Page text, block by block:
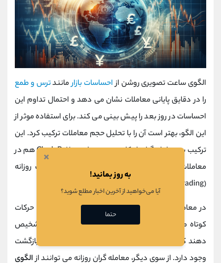
الگوی ساعت تصویری روشن ازاحساسات بازارمانندترس و طمع
را در دقایق پایانی معاملات نشان می دهد و احتمال تداوم این
احساسات در روز بعد را پیش بینی می کند. برای استفاده موثر از
این الگو، بهتر است آن را با تحلیل حجم معاملات ترکیب کرد. این
ترکیب به معامله گران امکان می دهد از Clock Pattern هم در
معاملات نوسانی (Swing Trading) و هم در معاملات روزانه
(Day Trading) بهره ببرند.
در معاملات نوسانی، این الگو به تریدرها کمک می کند حرکات
کوتاه‌ مدت یا میان ‌مدت قیمت را شناسایی کنند و تشخیص
دهند که آیا روند فعلی ادامه خواهد یافت یا احتمال بازگشت
وجود دارد. از سوی دیگر، معامله گران روزانه می توانند ازالگوی
×
به روز بمانید!
آیا می‌خواهید از آخرین اخبار مطلع شوید؟
حتما